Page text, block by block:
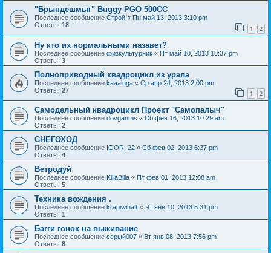
"Брындешмыг" Buggy PGO 500CC
Последнее сообщение Строй « Пн май 13, 2013 3:10 pm
Ответы: 18 1 2
Ну кто их нормальными назавет?
Последнее сообщение физкультурник « Пт май 10, 2013 10:37 pm
Ответы: 3
Полноприводный квадроцикл из урала
Последнее сообщение kaaaluga « Ср апр 24, 2013 2:00 pm
Ответы: 27 1 2
Самодельный квадроцикл Проект "Самопалыч"
Последнее сообщение dovganms « Сб фев 16, 2013 10:29 am
Ответы: 2
СНЕГОХОД
Последнее сообщение IGOR_22 « Сб фев 02, 2013 6:37 pm
Ответы: 4
Ветродуй
Последнее сообщение KillaBilla « Пт фев 01, 2013 12:08 am
Ответы: 5
Техника вождения .
Последнее сообщение krapiwina1 « Чт янв 10, 2013 5:31 pm
Ответы: 1
Багги гонок на выживание
Последнее сообщение серый007 « Вт янв 08, 2013 7:56 pm
Ответы: 8